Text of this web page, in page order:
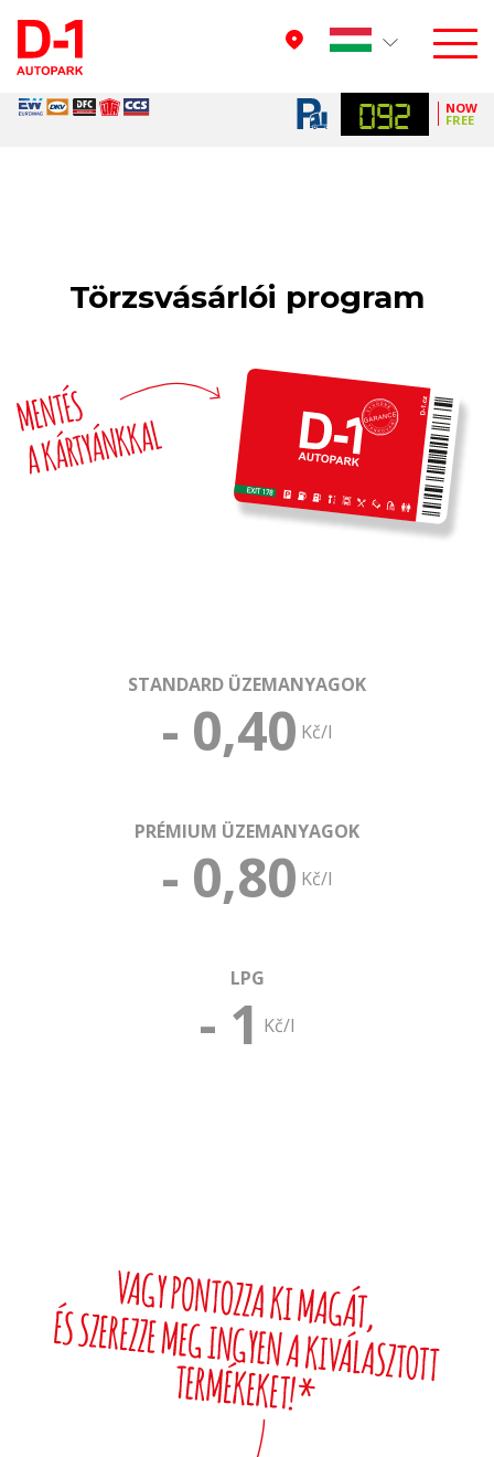
092 NOW
FREE
Törzsvásárlói program
STANDARD ÜZEMANYAGOK
- 0,40 Kč/l
PRÉMIUM ÜZEMANYAGOK
- 0,80 Kč/l
LPG
- 1 Kč/l